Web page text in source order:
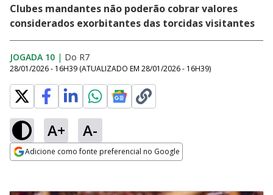
Clubes mandantes não poderão cobrar valores
considerados exorbitantes das torcidas visitantes
JOGADA 10 | Do R7
28/01/2026 - 16H39 (ATUALIZADO EM 28/01/2026 - 16H39)
A+ A-
Adicione como fonte preferencial no Google